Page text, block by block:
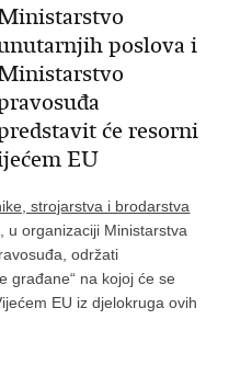
poslova i
će resorni
EU
strojarstva i brodarstva
u organizaciji Ministarstva
održati
građane“ na kojoj će se
EU iz djelokruga ovih